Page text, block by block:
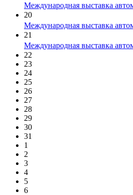
Международная выставка
20
Международная выставка
21
Международная выставка
22
23
24
25
26
27
28
29
30
31
1
2
3
4
5
6